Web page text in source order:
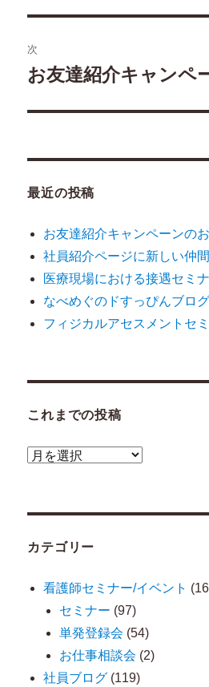
ビ
ゲ
ー
シ
ン
投
稿:
次
次
投
お友達紹介キャンペ
最近の投稿
お友達紹介キャンペーンの
社員紹介ページに新しい仲
医療現場における接遇セミ
なべめぐのドすっぴんブロ
フィジカルアセスメントセ
これまでの投稿
こ
の
稿
カテゴリー
看護師セミナー/イベント
セミナー (97)
単発登録会 (54)
お仕事相談会 (2)
社員ブログ (119)